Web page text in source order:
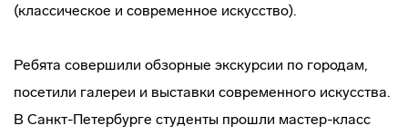
(классическое и современное искусство).
Ребята совершили обзорные экскурсии по городам,
посетили галереи и выставки современного искусства.
В Санкт-Петербурге студенты прошли мастер-класс